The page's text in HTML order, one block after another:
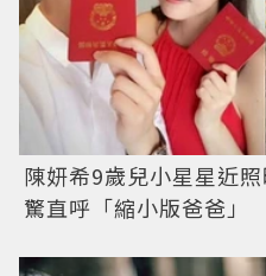
陳妍希9歲兒小星星近
驚直呼「縮小版爸爸」